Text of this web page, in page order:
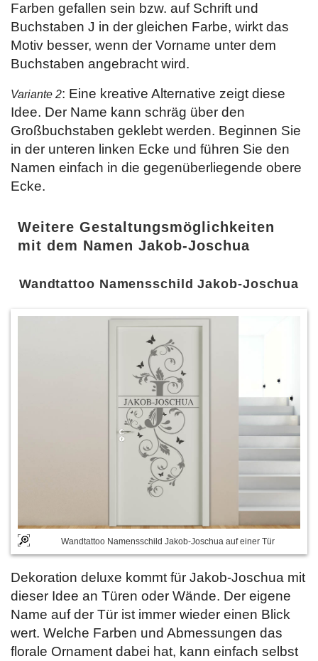
Farben gefallen sein bzw. auf Schrift und
Buchstaben J in der gleichen Farbe, wirkt das
Motiv besser, wenn der Vorname unter dem
Buchstaben angebracht wird.
Variante 2: Eine kreative Alternative zeigt diese
Idee. Der Name kann schräg über den
Großbuchstaben geklebt werden. Beginnen Sie
in der unteren linken Ecke und führen Sie den
Namen einfach in die gegenüberliegende obere
Ecke.
Weitere Gestaltungsmöglichkeiten
mit dem Namen Jakob-Joschua
Wandtattoo Namensschild Jakob-Joschua
Wandtattoo Namensschild Jakob-Joschua auf einer Tür
Dekoration deluxe kommt für Jakob-Joschua mit
dieser Idee an Türen oder Wände. Der eigene
Name auf der Tür ist immer wieder einen Blick
wert. Welche Farben und Abmessungen das
florale Ornament dabei hat, kann einfach selbst